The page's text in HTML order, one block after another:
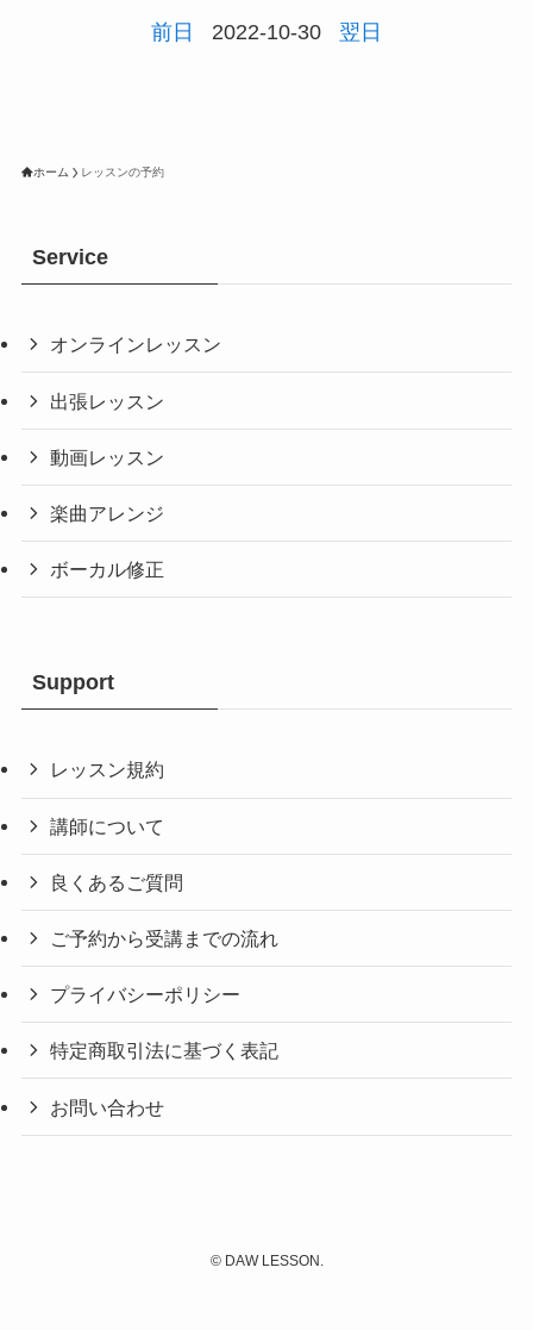
前日 2022-10-30 翌日
ホーム レッスンの予約
Service
オンラインレッスン
出張レッスン
動画レッスン
楽曲アレンジ
ボーカル修正
Support
レッスン規約
講師について
良くあるご質問
ご予約から受講までの流れ
プライバシーポリシー
特定商取引法に基づく表記
お問い合わせ
©DAW LESSON.